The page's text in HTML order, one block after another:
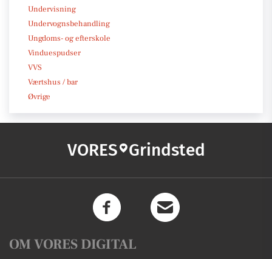
Undervisning
Undervognsbehandling
Ungdoms- og efterskole
Vinduespudser
VVS
Værtshus / bar
Øvrige
VORES Grindsted
OM VORES DIGITAL